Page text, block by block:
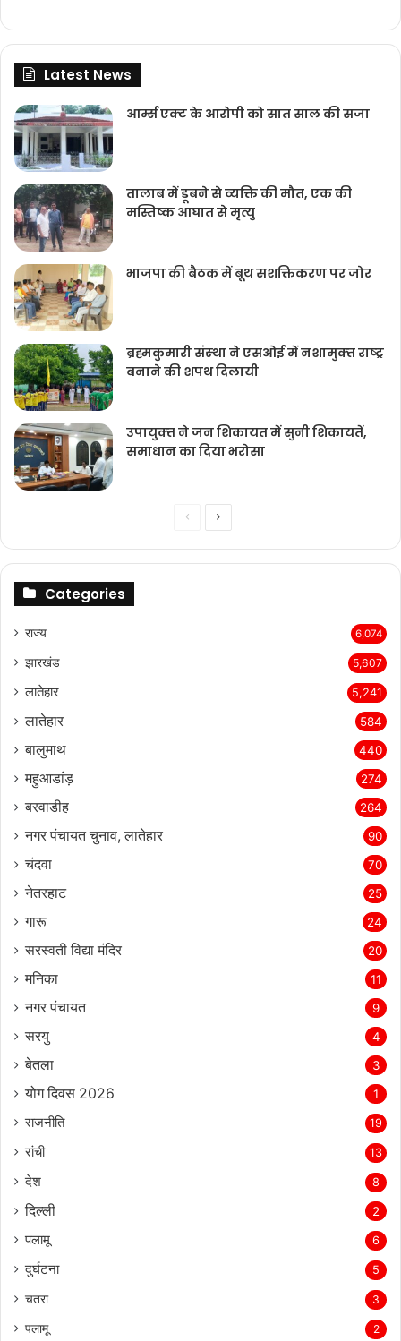
Latest News
आर्म्स एक्ट के आरोपी को सात साल की सजा
तालाब में डूबने से व्यक्ति की मौत, एक की
मस्तिष्क आघात से मृत्यु
भाजपा की बैठक में बूथ सशक्तिकरण पर जोर
ब्रह्मकुमारी संस्‍था ने एसओई में नशामुक्‍त राष्‍ट्र
बनाने की शपथ दिलायी
उपायुक्‍त ने जन शिकायत में सुनी शिकायतें,
समाधान का दिया भरोसा
PreviousNext
Categories
राज्‍य 6,074
झारखंड 5,607
लातेहार 5,241
लातेहार 584
बालुमाथ 440
महुआडांड़ 274
बरवाडीह 264
नगर पंचायत चुनाव, लातेहार 90
चंदवा 70
नेतरहाट 25
गारू 24
सरस्‍वती विद्या मंदिर 20
मनिका 11
नगर पंचायत 9
सरयु 4
बेतला 3
योग दिवस 2026 1
राजनीति 19
रांची 13
देश 8
दिल्‍ली 2
पलामू 6
दुर्घटना 5
चतरा 3
पलामू 2